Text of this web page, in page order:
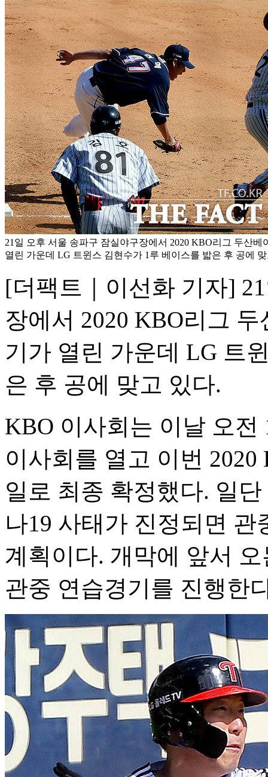
21일 오후 서울 송파구 잠실야구장에서 2020 KBO리그 두산
열린 가운데 LG 트윈스 김현수가 1루 베이스를 밟은 후 공에
[더팩트｜이선화 기자]
장에서 2020 KBO리그
기가 열린 가운데 LG 트
은 후 공에 맞고 있다.
KBO 이사회는 이날 오
이사회를 열고 이번
일로 최종 확정했다. 일
나19 사태가 진정되면
계획이다. 개막에 앞서
관중 연습경기를 진행한